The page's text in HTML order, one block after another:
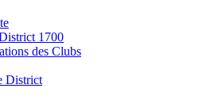
1700
des Clubs
District